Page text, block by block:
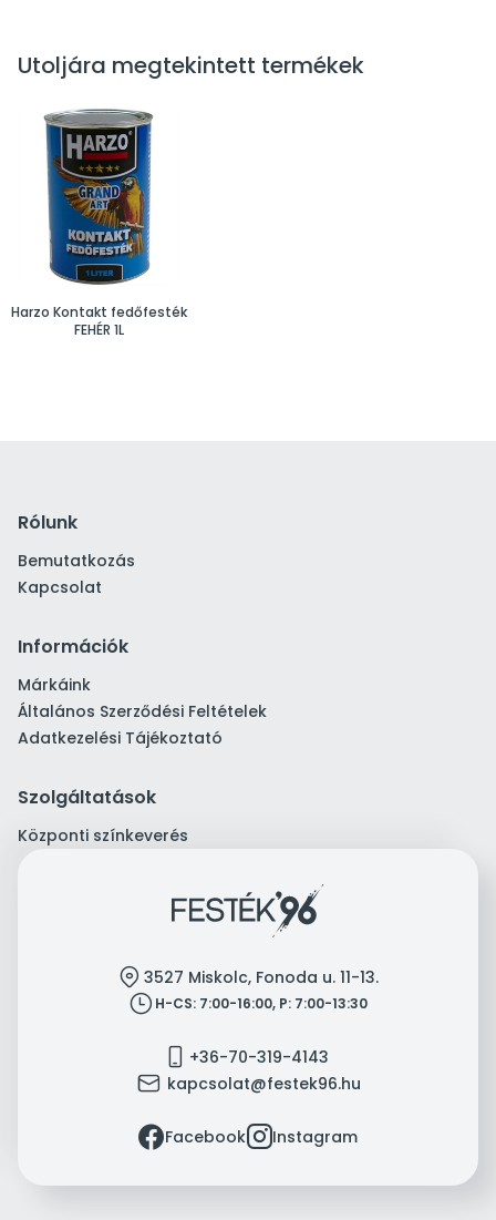
Utoljára megtekintett termékek
Harzo Kontakt fedőfesték
FEHÉR 1L
Rólunk
Bemutatkozás
Kapcsolat
Információk
Márkáink
Általános Szerződési Feltételek
Adatkezelési Tájékoztató
Szolgáltatások
Központi színkeverés
location 3527 Miskolc, Fonoda u. 11-13.
clock H-CS: 7:00-16:00, P: 7:00-13:30
mobile +36-70-319-4143
mail kapcsolat@festek96.hu
facebookFacebookinstagramInstagram